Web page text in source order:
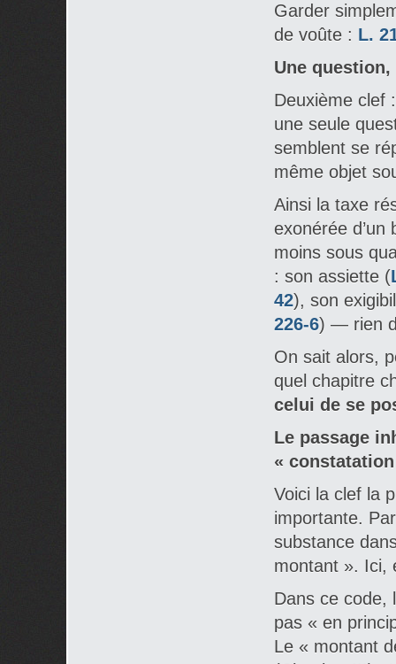
Garder
de voûte : L.
Une
Deuxième clef
une seule
semblent se
même objet
Ainsi la taxe
exonérée d’un
moins sous
: son assiette (
42), son
226-6) — rien
On sait alors,
quel chapitre
celui de se
Le passage
«
Voici la clef la
importante.
substance
montant ». Ici,
Dans ce code,
pas « en
Le « montant